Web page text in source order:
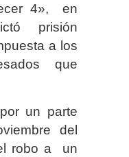
4», en
prisión
a los
que
un parte
del
robo a un